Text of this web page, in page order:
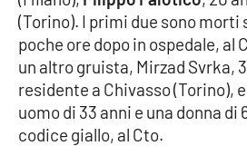
Economia e Lavoro
Politica
Sanità
(Torino). I primi due sono morti
poche ore dopo in ospedale, al
un altro gruista, Mirzad Svrka,
residente a Chivasso (Torino),
uomo di 33 anni e una donna
codice giallo, al Cto.